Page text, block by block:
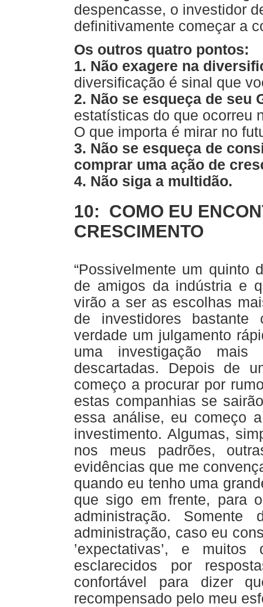
despencasse, o investidor
definitivamente começar a
Os outros quatro pontos:
1. Não exagere na
diversificação é sinal que
2. Não se esqueça de seu
estatísticas do que ocorreu
O que importa é mirar no
3. Não se esqueça de
comprar uma ação de
4. Não siga a multidão.
10: COMO EU
CRESCIMENTO
“Possivelmente um quinto
de amigos da indústria e
virão a ser as escolhas
de investidores
verdade um julgamento
uma investigação
descartadas. Depois de
começo a procurar por
estas companhias se
essa análise, eu começo
investimento. Algumas,
nos meus padrões,
evidências que me
quando eu tenho uma
que sigo em frente, para
administração.
administração, caso eu
’expectativas’, e
esclarecidos por
confortável para dizer
recompensado pelo meu